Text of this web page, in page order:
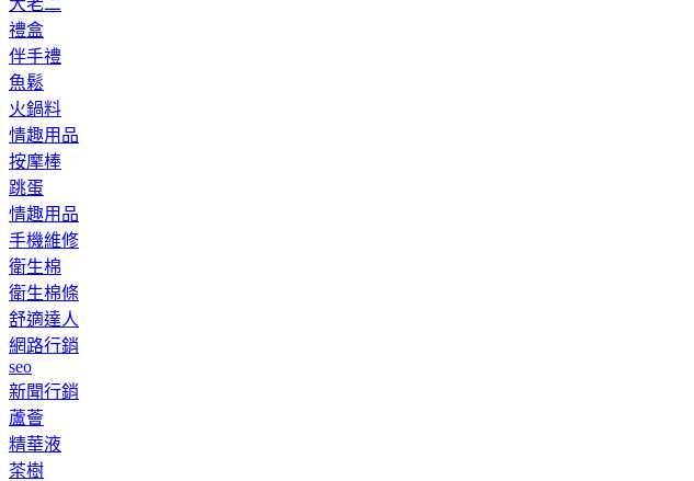
禮盒
伴手禮
魚鬆
火鍋料
情趣用品
按摩棒
跳蛋
情趣用品
手機維修
衛生棉
衛生棉條
舒適達人
網路行銷
seo
新聞行銷
蘆薈
精華液
茶樹